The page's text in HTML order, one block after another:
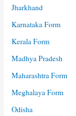
Jharkhand
Karnataka Form
Kerala Form
Madhya Pradesh
Maharashtra Form
Meghalaya Form
Odisha